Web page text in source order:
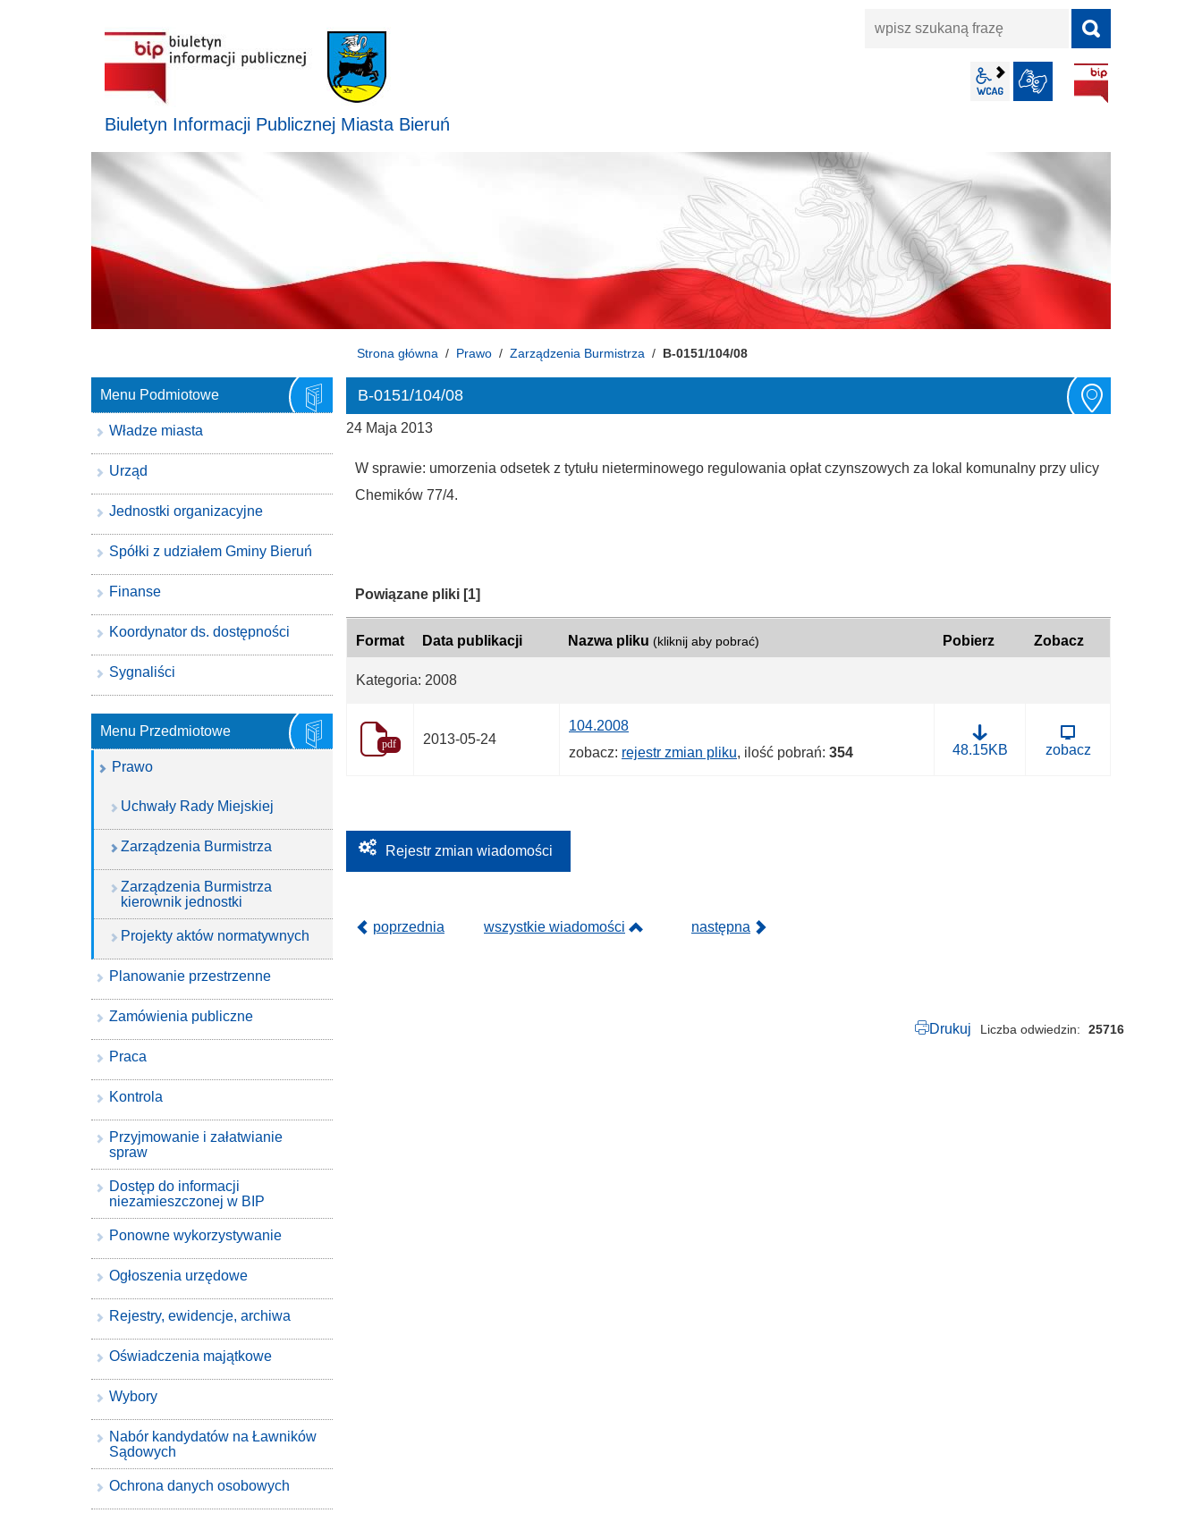
Biuletyn Informacji Publicznej Miasta Bieruń
wpisz
wcag2.1
Strona główna Prawo Zarządzenia Burmistrza B-0151/104/08
B-0151/104/08
24 Maja 2013
W sprawie: umorzenia odsetek z tytułu nieterminowego regulowania opłat czynszowych za lokal komunalny przy ulicy
Chemików 77/4.
Kategoria:
Powiązane pliki [1]
Format Data publikacji Nazwa pliku (kliknij aby pobrać) Pobierz Zobacz
Kategoria: 2008
pdf 2013-05-24
104.2008
zobacz: rejestr zmian pliku, ilość pobrań: 354 48.15KB zobacz
Rejestr zmian wiadomości
poprzednia wszystkie wiadomości następna
Drukuj Liczba odwiedzin 25716
Menu Podmiotowe
Władze miasta
Urząd
Jednostki organizacyjne
Spółki z udziałem Gminy Bieruń
Finanse
Koordynator ds. dostępności
Sygnaliści
Menu Przedmiotowe
Prawo
Uchwały Rady Miejskiej
Zarządzenia Burmistrza
Zarządzenia Burmistrza
kierownik jednostki
Projekty aktów normatywnych
Planowanie przestrzenne
Zamówienia publiczne
Praca
Kontrola
Przyjmowanie i załatwianie
spraw
Dostęp do informacji
niezamieszczonej w BIP
Ponowne wykorzystywanie
Ogłoszenia urzędowe
Rejestry, ewidencje, archiwa
Oświadczenia majątkowe
Wybory
Nabór kandydatów na Ławników
Sądowych
Ochrona danych osobowych